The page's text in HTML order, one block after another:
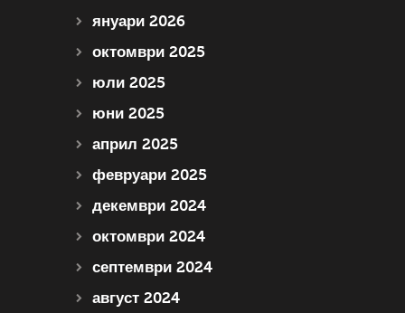
януари 2026
октомври 2025
юли 2025
юни 2025
април 2025
февруари 2025
декември 2024
октомври 2024
септември 2024
август 2024